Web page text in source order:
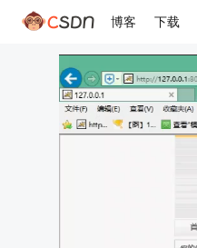
博客 下载